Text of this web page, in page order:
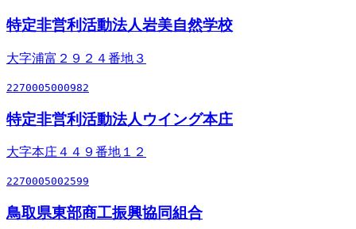
特定非営利活動法人岩美自然学校
大字浦富２９２４番地３
2270005000982
特定非営利活動法人ウイング本庄
大字本庄４４９番地１２
2270005002599
鳥取県東部商工振興協同組合